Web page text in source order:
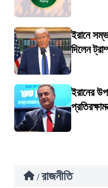
ইরানে
দিলেন
ইরানের
/ রাজনীতি